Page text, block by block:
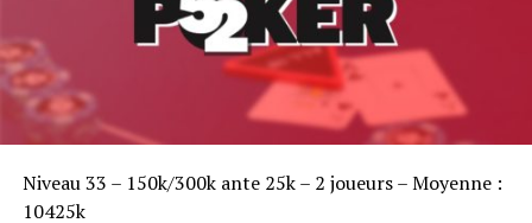
Niveau 33 – 150k/300k ante 25k – 2 joueurs – Moyenne :
10425k